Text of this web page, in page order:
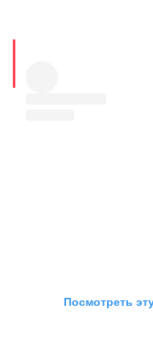
Посмотреть